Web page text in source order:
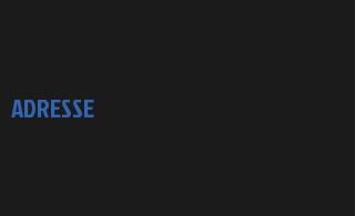
ADRESSE